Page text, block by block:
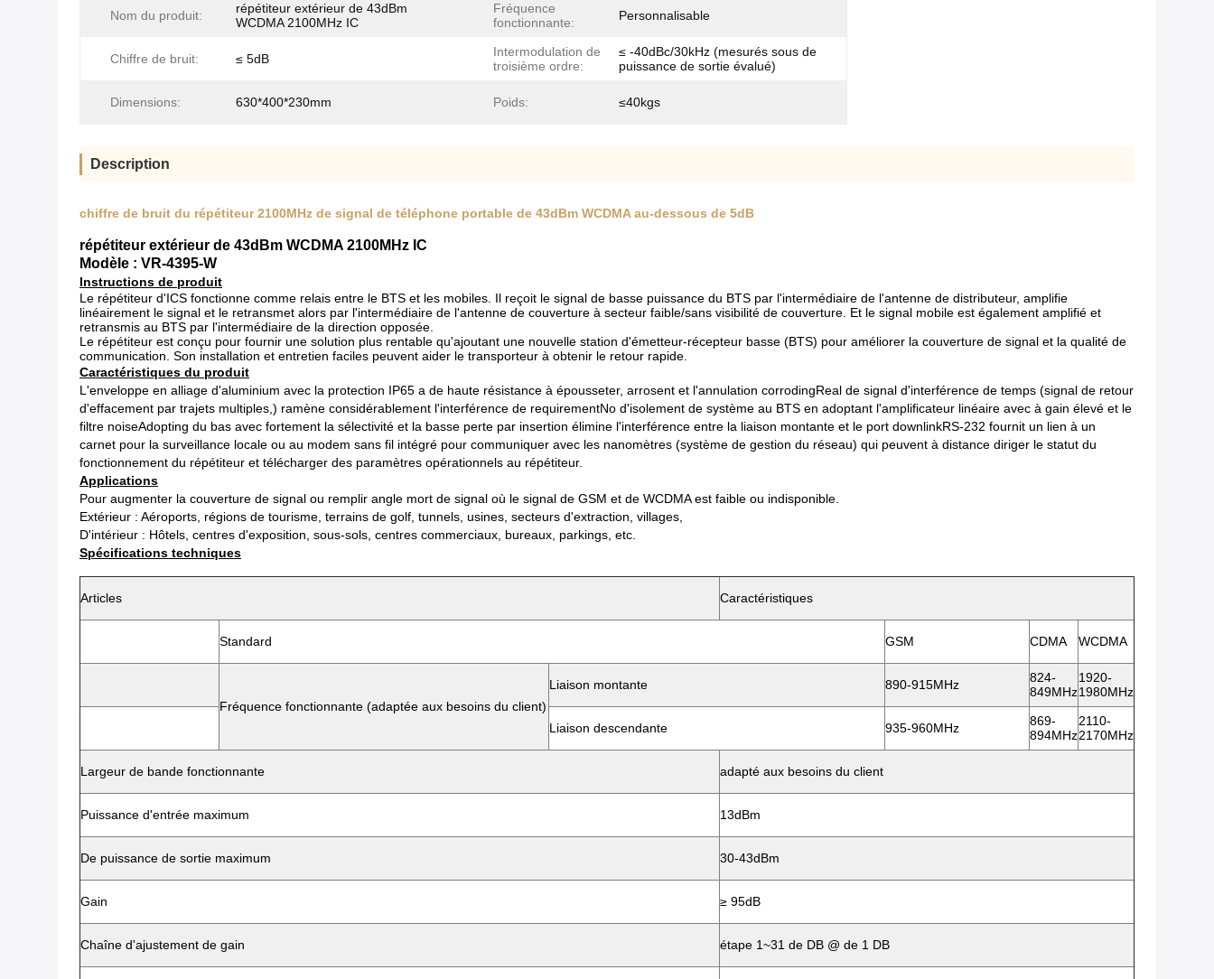
Nom du produit:
répétiteur extérieur de 43dBm
WCDMA 2100MHz IC
Fréquence
fonctionnante:
Personnalisable
Chiffre de bruit: ≤ 5dB
Intermodulation de
troisième ordre:
≤ -40dBc/30kHz (mesurés sous de
puissance de sortie évalué)
Dimensions: 630*400*230mm Poids: ≤40kgs
Description
chiffre de bruit du répétiteur 2100MHz de signal de téléphone portable de 43dBm WCDMA au-dessous de 5dB
répétiteur extérieur de 43dBm WCDMA 2100MHz IC
Modèle : VR-4395-W
Instructions de produit
Le répétiteur d'ICS fonctionne comme relais entre le BTS et les mobiles. Il reçoit le signal de basse puissance du BTS par l'intermédiaire de l'antenne de distributeur, amplifie
linéairement le signal et le retransmet alors par l'intermédiaire de l'antenne de couverture à secteur faible/sans visibilité de couverture. Et le signal mobile est également amplifié et
retransmis au BTS par l'intermédiaire de la direction opposée.
Le répétiteur est conçu pour fournir une solution plus rentable qu'ajoutant une nouvelle station d'émetteur-récepteur basse (BTS) pour améliorer la couverture de signal et la qualité de
communication. Son installation et entretien faciles peuvent aider le transporteur à obtenir le retour rapide.
Caractéristiques du produit
L'enveloppe en alliage d'aluminium avec la protection IP65 a de haute résistance à épousseter, arrosent et l'annulation corrodingReal de signal d'interférence de temps (signal de retour
d'effacement par trajets multiples,) ramène considérablement l'interférence de requirementNo d'isolement de système au BTS en adoptant l'amplificateur linéaire avec à gain élevé et le
filtre noiseAdopting du bas avec fortement la sélectivité et la basse perte par insertion élimine l'interférence entre la liaison montante et le port downlinkRS-232 fournit un lien à un
carnet pour la surveillance locale ou au modem sans fil intégré pour communiquer avec les nanomètres (système de gestion du réseau) qui peuvent à distance diriger le statut du
fonctionnement du répétiteur et télécharger des paramètres opérationnels au répétiteur.
Applications
Pour augmenter la couverture de signal ou remplir angle mort de signal où le signal de GSM et de WCDMA est faible ou indisponible.
Extérieur : Aéroports, régions de tourisme, terrains de golf, tunnels, usines, secteurs d'extraction, villages,
D'intérieur : Hôtels, centres d'exposition, sous-sols, centres commerciaux, bureaux, parkings, etc.
Spécifications techniques
Articles Caractéristiques
Standard GSM CDMA WCDMA
Fréquence fonctionnante (adaptée aux besoins du client)
Liaison montante 890-915MHz
824-
849MHz
1920-
1980MHz
Liaison descendante 935-960MHz
869-
894MHz
2110-
2170MHz
Largeur de bande fonctionnante adapté aux besoins du client
Puissance d'entrée maximum 13dBm
De puissance de sortie maximum 30-43dBm
Gain ≥ 95dB
Chaîne d'ajustement de gain étape 1~31 de DB @ de 1 DB